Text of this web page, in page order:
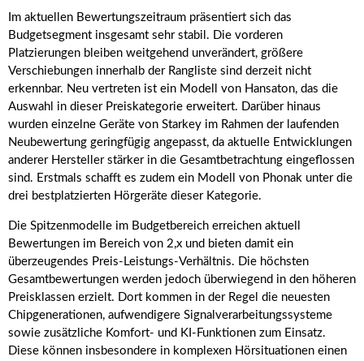
Im aktuellen Bewertungszeitraum präsentiert sich das
Budgetsegment insgesamt sehr stabil. Die vorderen
Platzierungen bleiben weitgehend unverändert, größere
Verschiebungen innerhalb der Rangliste sind derzeit nicht
erkennbar. Neu vertreten ist ein Modell von Hansaton, das die
Auswahl in dieser Preiskategorie erweitert. Darüber hinaus
wurden einzelne Geräte von Starkey im Rahmen der laufenden
Neubewertung geringfügig angepasst, da aktuelle Entwicklungen
anderer Hersteller stärker in die Gesamtbetrachtung eingeflossen
sind. Erstmals schafft es zudem ein Modell von Phonak unter die
drei bestplatzierten Hörgeräte dieser Kategorie.
Die Spitzenmodelle im Budgetbereich erreichen aktuell
Bewertungen im Bereich von 2,x und bieten damit ein
überzeugendes Preis-Leistungs-Verhältnis. Die höchsten
Gesamtbewertungen werden jedoch überwiegend in den höheren
Preisklassen erzielt. Dort kommen in der Regel die neuesten
Chipgenerationen, aufwendigere Signalverarbeitungssysteme
sowie zusätzliche Komfort- und KI-Funktionen zum Einsatz.
Diese können insbesondere in komplexen Hörsituationen einen